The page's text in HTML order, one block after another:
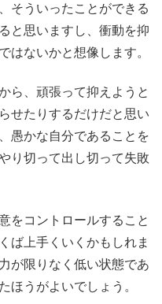
そういったことができる
と思いますし、衝動を抑
はないかと想像します。
ら、頑張って抑えようと
せたりするだけだと思い
愚かな自分であることを
り切って出し切って失敗
をコントロールすること
ば上手くいくかもしれま
が限りなく低い状態であ
ほうがよいでしょう。